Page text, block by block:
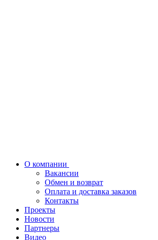
О компании
Вакансии
Обмен и возврат
Оплата и доставка заказов
Контакты
Проекты
Новости
Партнеры
Видео